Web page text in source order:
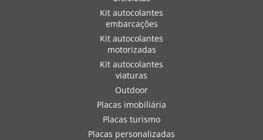
Kit autocolantes
embarcações
Kit autocolantes
motorizadas
Kit autocolantes
viaturas
Outdoor
Placas imobiliária
Placas turismo
Placas personalizadas